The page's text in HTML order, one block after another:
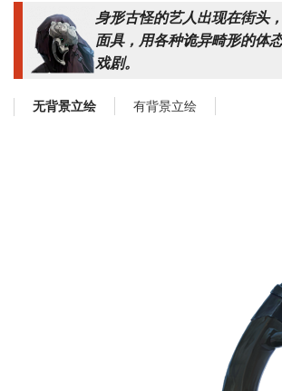
身形古怪的艺人出现在街头
面具，用各种诡异畸形的体
戏剧。
无背景立绘 有背景立绘